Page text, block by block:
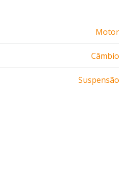
Motor
Câmbio
Suspensão